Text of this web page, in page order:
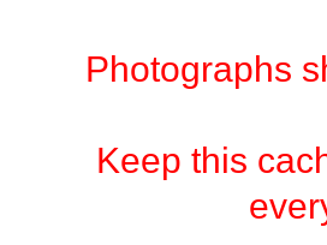
Photographs
Keep this